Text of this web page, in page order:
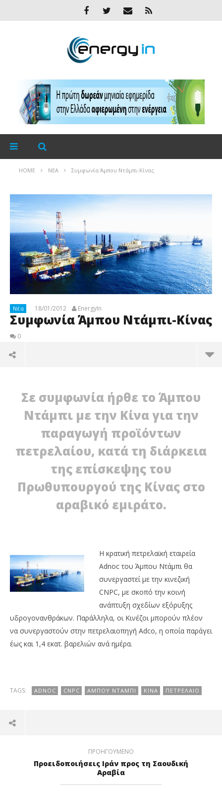
HOME ΝΈΑ Συμφωνία Άμπου Ντάμπι-Κίνας
Νέα 18/01/2012 EnergyIn
Συμφωνία Άμπου Ντάμπι-Κίνας
0
NOW VIEWING
Συμφωνία Άμπου Ντάμπι-Κίνας
18/01/2012
EnergyIn
Σε συμφωνία ήρθε το Άμπου
Ντάμπι με την Κίνα για την
παραγωγή προϊόντων
πετρελαίου, κατά τη διάρκεια
της επίσκεψης του
Πρωθυπουργού της Κίνας στο
αραβικό εμιράτο.
Η κρατική πετρελαϊκή εταιρεία
Adnoc του Άμπου Ντάμπι θα
συνεργαστεί με την κινεζική
CNPC, με σκοπό την κοινή
ανάπτυξη σχεδίων εξόρυξης
υδρογονανθράκων. Παράλληλα, οι Κινέζοι μπορούν πλέον
να συνεργαστούν στην πετρελαιοπηγή Adco, η οποία παράγει
έως και 1,4 εκατ. βαρελιών ανά ημέρα.
TAGS: ADNOC CNPC ΆΜΠΟΥ ΝΤΆΜΠΙ ΚΊΝΑ ΠΕΤΡΈΛΑΙΟ
ΠΡΟΗΓΟΎΜΕΝΟ
Προειδοποιήσεις Ιράν προς τη Σαουδική
Αραβία